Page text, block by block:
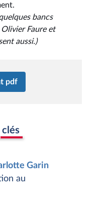
bancs
Faure et
aussi.)
pdf
clés
Garin
au